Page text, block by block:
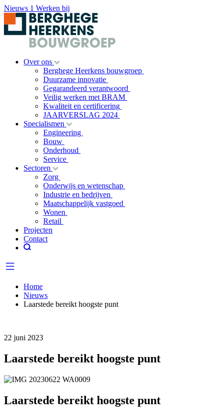
Nieuws 1 Werken bij
Over ons
Berghege Heerkens bouwgroep
Duurzame innovatie
Gegarandeerd verantwoord
Veilig werken met BRAM
Kwaliteit en certificering
JAARVERSLAG 2024
Specialismen
Engineering
Bouw
Onderhoud
Service
Sectoren
Zorg
Onderwijs en wetenschap
Industrie en bedrijven
Maatschappelijk vastgoed
Wonen
Retail
Projecten
Contact
Home
Nieuws
Laarstede bereikt hoogste punt
22 juni 2023
Laarstede bereikt hoogste punt
Laarstede bereikt hoogste punt